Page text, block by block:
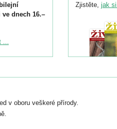
dnech 16.–
září.
nebo
...
Zjistěte, jak
v oboru veškeré přírody.